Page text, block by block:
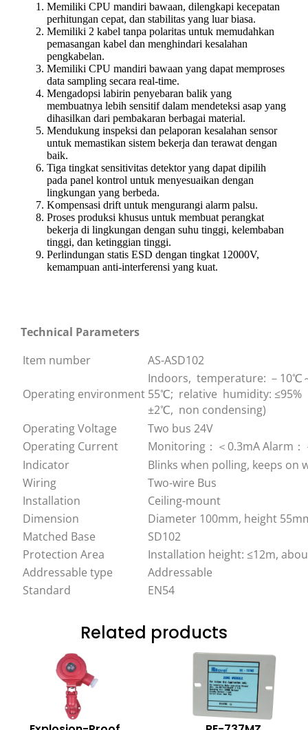
Memiliki CPU mandiri bawaan, dilengkapi kecepatan
perhitungan cepat, dan stabilitas yang luar biasa.
Memiliki 2 kabel tanpa polaritas untuk memudahkan
pemasangan kabel dan menghindari kesalahan
pengkabelan.
Memiliki CPU mandiri bawaan yang dapat memproses
data sampling secara real-time.
Mengadopsi labirin penyebaran balik yang
membuatnya lebih sensitif dalam mendeteksi asap yang
dihasilkan dari pembakaran berbagai material.
Mendukung inspeksi dan pelaporan kesalahan sensor
untuk memastikan sistem bekerja dan terawat dengan
baik.
Tiga tingkat sensitivitas detektor yang dapat dipilih
pada panel kontrol untuk menyesuaikan dengan
lingkungan yang berbeda.
Kompensasi drift untuk mengurangi alarm palsu.
Proses produksi khusus untuk membuat perangkat
bekerja di lingkungan dengan suhu tinggi, kelembaban
tinggi, dan ketinggian tinggi.
Perlindungan statis ESD dengan tingkat 12000V,
kemampuan anti-interferensi yang kuat.
Technical Parameters
Item number
AS-ASD102
Operating environment
Indoors, temperature: － 10℃
55℃; relative humidity: ≤95%
±2℃, non condensing)
Operating Voltage
Two bus 24V
Operating Current
Monitoring：＜ 0.3mA Alarm
Indicator
Blinks when polling, keeps on
Wiring
Two-wire Bus
Installation
Ceiling-mount
Dimension
Diameter 100mm, height
Matched Base
SD102
Protection Area
Installation height: ≤12m,
Addressable type
Addressable
Standard
EN54
Related products